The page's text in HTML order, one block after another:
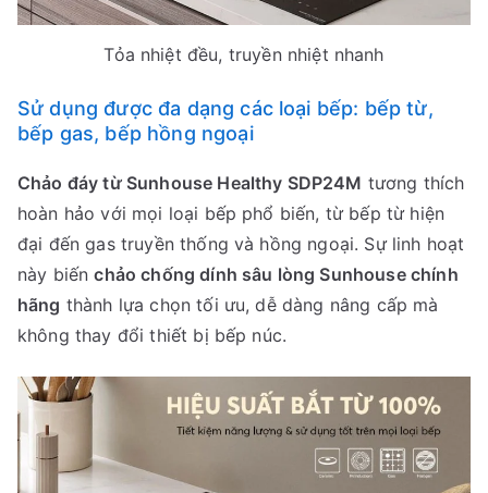
Tỏa nhiệt đều, truyền nhiệt nhanh
Sử dụng được đa dạng các loại bếp: bếp từ,
bếp gas, bếp hồng ngoại
Chảo đáy từ Sunhouse Healthy SDP24M tương thích
hoàn hảo với mọi loại bếp phổ biến, từ bếp từ hiện
đại đến gas truyền thống và hồng ngoại. Sự linh hoạt
này biếnchảo chống dính sâu lòng Sunhouse chính
hãng thành lựa chọn tối ưu, dễ dàng nâng cấp mà
không thay đổi thiết bị bếp núc.